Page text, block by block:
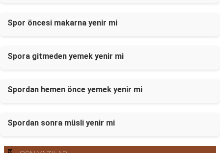
Spor öncesi makarna yenir mi
Spora gitmeden yemek yenir mi
Spordan hemen önce yemek yenir mi
Spordan sonra müsli yenir mi